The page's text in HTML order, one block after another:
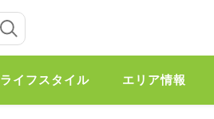
ライフスタイル エリア情報